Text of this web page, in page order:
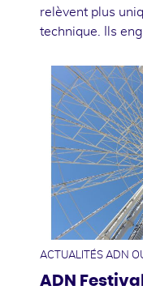
relèvent plus
technique. Ils
ACTUALITÉS ADN
ADN